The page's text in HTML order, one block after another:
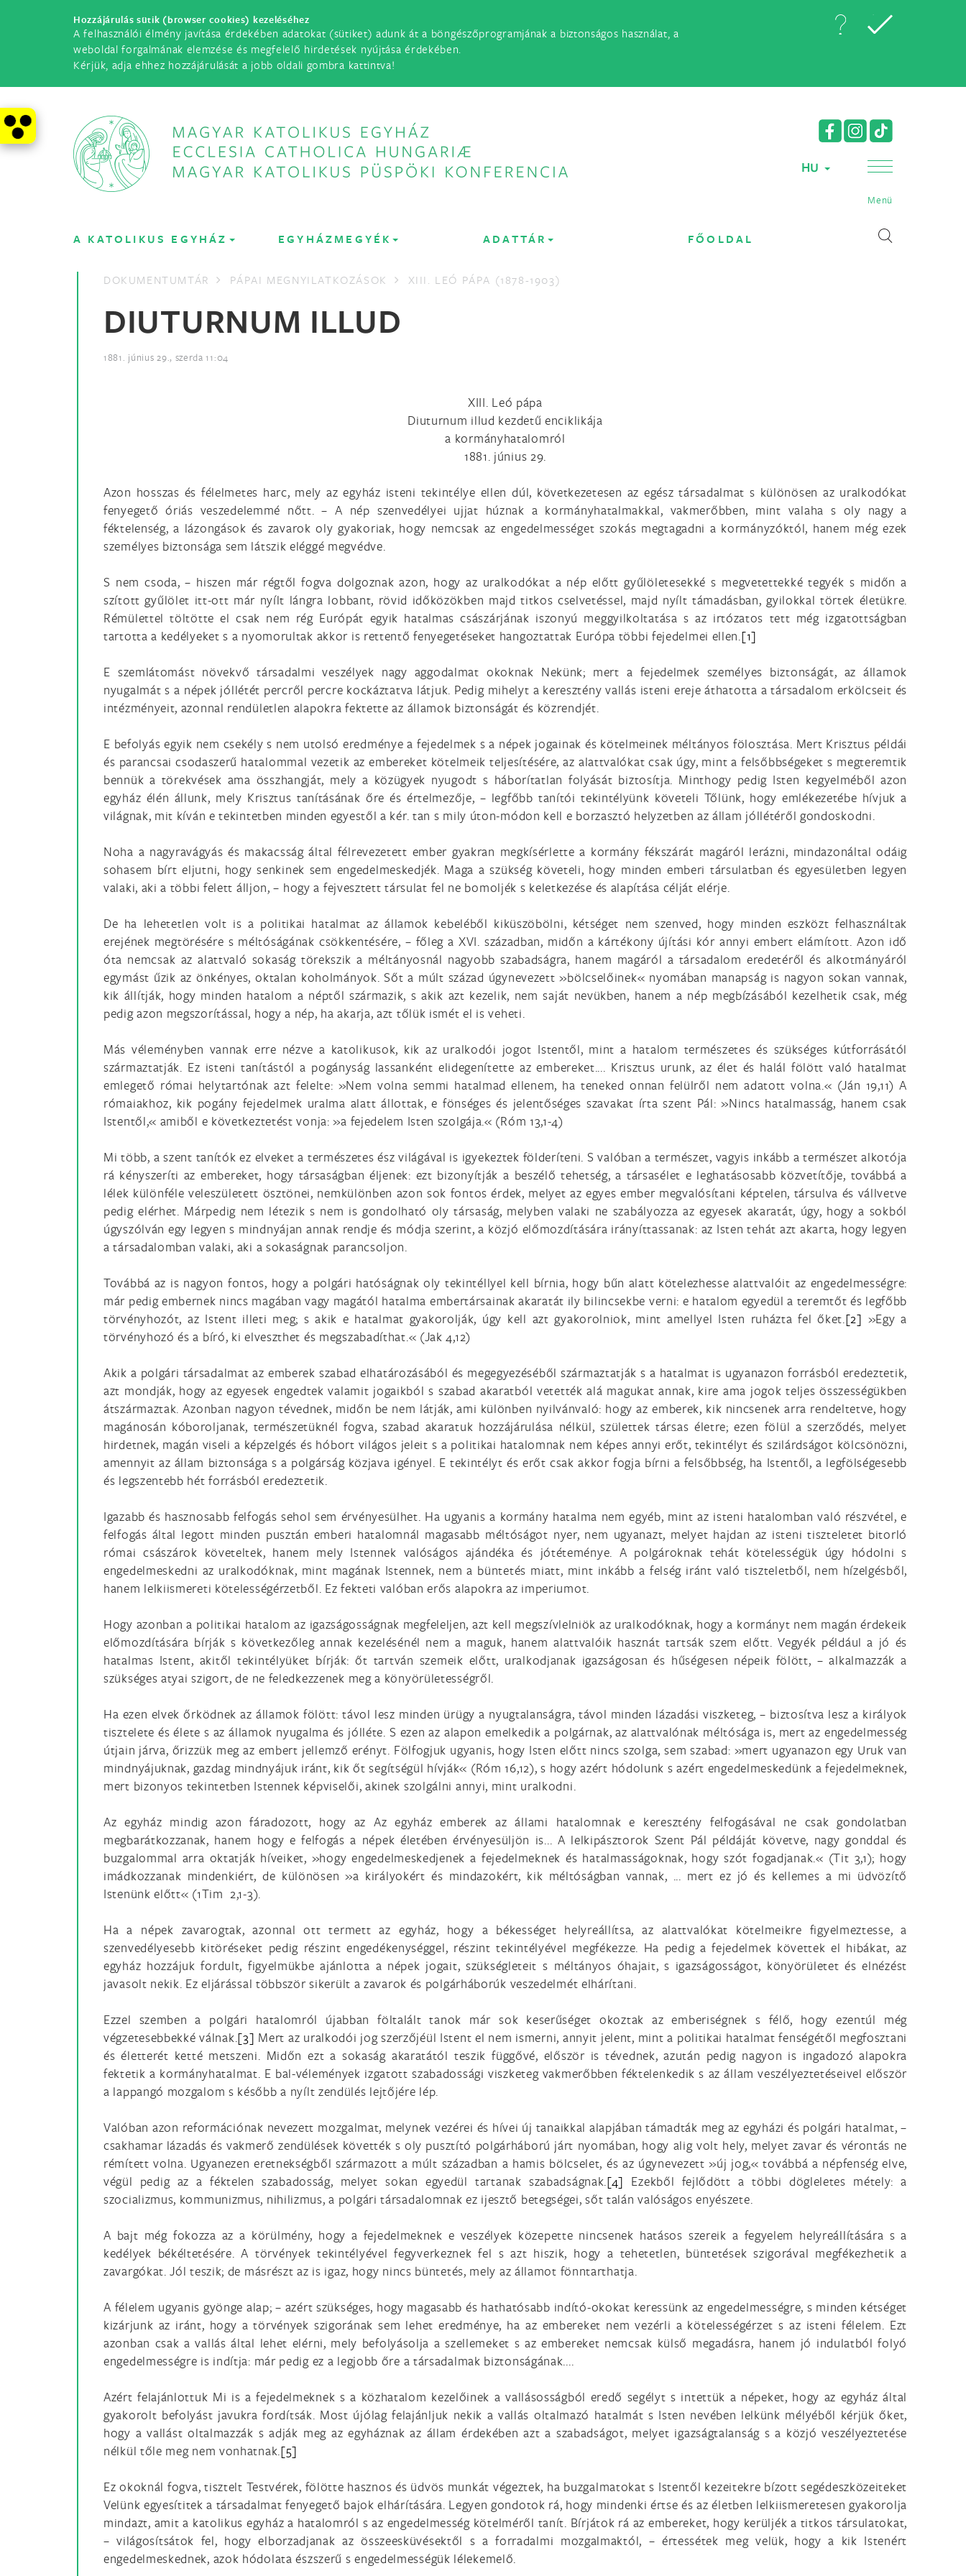
Hozzájárulás sütik (browser cookies) kezeléséhez
A felhasználói élmény javítása érdekében adatokat (sütiket) adunk át a böngészőprogramjának a biztonságos használat, a
weboldal forgalmának elemzése és megfelelő hirdetések nyújtása érdekében.
Kérjük, adja ehhez hozzájárulását a jobb oldali gombra kattintva!
HU
Menü
A KATOLIKUS EGYHÁZ EGYHÁZMEGYÉK ADATTÁR FŐOLDAL
DOKUMENTUMTÁR PÁPAI MEGNYILATKOZÁSOK XIII. LEÓ PÁPA (1878-1903)
DIUTURNUM ILLUD
1881. június 29., szerda 11:04
XIII. Leó pápa
Diuturnum illud kezdetű enciklikája
a kormányhatalomról
1881. június 29.
Azon hosszas és félelmetes harc, mely az egyház isteni tekintélye ellen dúl, következetesen az egész társadalmat s különösen az uralkodókat
fenyegető óriás veszedelemmé nőtt. – A nép szenvedélyei ujjat húznak a kormányhatalmakkal, vakmerőbben, mint valaha s oly nagy a
féktelenség, a lázongások és zavarok oly gyakoriak, hogy nemcsak az engedelmességet szokás megtagadni a kormányzóktól, hanem még ezek
személyes biztonsága sem látszik eléggé megvédve.
S nem csoda, – hiszen már régtől fogva dolgoznak azon, hogy az uralkodókat a nép előtt gyűlöletesekké s megvetettekké tegyék s midőn a
szított gyűlölet itt-ott már nyílt lángra lobbant, rövid időközökben majd titkos cselvetéssel, majd nyílt támadásban, gyilokkal törtek életükre.
Rémülettel töltötte el csak nem rég Európát egyik hatalmas császárjának iszonyú meggyilkoltatása s az irtózatos tett még izgatottságban
tartotta a kedélyeket s a nyomorultak akkor is rettentő fenyegetéseket hangoztattak Európa többi fejedelmei ellen.[1]
E szemlátomást növekvő társadalmi veszélyek nagy aggodalmat okoknak Nekünk; mert a fejedelmek személyes biztonságát, az államok
nyugalmát s a népek jóllétét percről percre kockáztatva látjuk. Pedig mihelyt a keresztény vallás isteni ereje áthatotta a társadalom erkölcseit és
intézményeit, azonnal rendületlen alapokra fektette az államok biztonságát és közrendjét.
E befolyás egyik nem csekély s nem utolsó eredménye a fejedelmek s a népek jogainak és kötelmeinek méltányos fölosztása. Mert Krisztus példái
és parancsai csodaszerű hatalommal vezetik az embereket kötelmeik teljesítésére, az alattvalókat csak úgy, mint a felsőbbségeket s megteremtik
bennük a törekvések ama összhangját, mely a közügyek nyugodt s háborítatlan folyását biztosítja. Minthogy pedig Isten kegyelméből azon
egyház élén állunk, mely Krisztus tanításának őre és értelmezője, – legfőbb tanítói tekintélyünk követeli Tőlünk, hogy emlékezetébe hívjuk a
világnak, mit kíván e tekintetben minden egyestől a kér. tan s mily úton-módon kell e borzasztó helyzetben az állam jóllétéről gondoskodni.
Noha a nagyravágyás és makacsság által félrevezetett ember gyakran megkísérlette a kormány fékszárát magáról lerázni, mindazonáltal odáig
sohasem bírt eljutni, hogy senkinek sem engedelmeskedjék. Maga a szükség követeli, hogy minden emberi társulatban és egyesületben legyen
valaki, aki a többi felett álljon, – hogy a fejvesztett társulat fel ne bomoljék s keletkezése és alapítása célját elérje.
De ha lehetetlen volt is a politikai hatalmat az államok kebeléből kiküszöbölni, kétséget nem szenved, hogy minden eszközt felhasználtak
erejének megtörésére s méltóságának csökkentésére, – főleg a XVI. században, midőn a kártékony újítási kór annyi embert elámított. Azon idő
óta nemcsak az alattvaló sokaság törekszik a méltányosnál nagyobb szabadságra, hanem magáról a társadalom eredetéről és alkotmányáról
egymást űzik az önkényes, oktalan koholmányok. Sőt a múlt század úgynevezett »bölcselőinek« nyomában manapság is nagyon sokan vannak,
kik állítják, hogy minden hatalom a néptől származik, s akik azt kezelik, nem saját nevükben, hanem a nép megbízásából kezelhetik csak, még
pedig azon megszorítással, hogy a nép, ha akarja, azt tőlük ismét el is veheti.
Más véleményben vannak erre nézve a katolikusok, kik az uralkodói jogot Istentől, mint a hatalom természetes és szükséges kútforrásától
származtatják. Ez isteni tanítástól a pogányság lassanként elidegenítette az embereket.... Krisztus urunk, az élet és halál fölött való hatalmat
emlegető római helytartónak azt felelte: »Nem volna semmi hatalmad ellenem, ha teneked onnan felülről nem adatott volna.« (Ján 19,11) A
rómaiakhoz, kik pogány fejedelmek uralma alatt állottak, e fönséges és jelentőséges szavakat írta szent Pál: »Nincs hatalmasság, hanem csak
Istentől,« amiből e következtetést vonja: »a fejedelem Isten szolgája.« (Róm 13,1-4)
Mi több, a szent tanítók ez elveket a természetes ész világával is igyekeztek földeríteni. S valóban a természet, vagyis inkább a természet alkotója
rá kényszeríti az embereket, hogy társaságban éljenek: ezt bizonyítják a beszélő tehetség, a társasélet e leghatásosabb közvetítője, továbbá a
lélek különféle veleszületett ösztönei, nemkülönben azon sok fontos érdek, melyet az egyes ember megvalósítani képtelen, társulva és vállvetve
pedig elérhet. Márpedig nem létezik s nem is gondolható oly társaság, melyben valaki ne szabályozza az egyesek akaratát, úgy, hogy a sokból
úgyszólván egy legyen s mindnyájan annak rendje és módja szerint, a közjó előmozdítására irányíttassanak: az Isten tehát azt akarta, hogy legyen
a társadalomban valaki, aki a sokaságnak parancsoljon.
Továbbá az is nagyon fontos, hogy a polgári hatóságnak oly tekintéllyel kell bírnia, hogy bűn alatt kötelezhesse alattvalóit az engedelmességre:
már pedig embernek nincs magában vagy magától hatalma embertársainak akaratát ily bilincsekbe verni: e hatalom egyedül a teremtőt és legfőbb
törvényhozót, az Istent illeti meg; s akik e hatalmat gyakorolják, úgy kell azt gyakorolniok, mint amellyel Isten ruházta fel őket.[2] »Egy a
törvényhozó és a bíró, ki elveszthet és megszabadíthat.« (Jak 4,12)
Akik a polgári társadalmat az emberek szabad elhatározásából és megegyezéséből származtatják s a hatalmat is ugyanazon forrásból eredeztetik,
azt mondják, hogy az egyesek engedtek valamit jogaikból s szabad akaratból vetették alá magukat annak, kire ama jogok teljes összességükben
átszármaztak. Azonban nagyon tévednek, midőn be nem látják, ami különben nyilvánvaló: hogy az emberek, kik nincsenek arra rendeltetve, hogy
magánosán kóboroljanak, természetüknél fogva, szabad akaratuk hozzájárulása nélkül, születtek társas életre; ezen fölül a szerződés, melyet
hirdetnek, magán viseli a képzelgés és hóbort világos jeleit s a politikai hatalomnak nem képes annyi erőt, tekintélyt és szilárdságot kölcsönözni,
amennyit az állam biztonsága s a polgárság közjava igényel. E tekintélyt és erőt csak akkor fogja bírni a felsőbbség, ha Istentől, a legfölségesebb
és legszentebb hét forrásból eredeztetik.
Igazabb és hasznosabb felfogás sehol sem érvényesülhet. Ha ugyanis a kormány hatalma nem egyéb, mint az isteni hatalomban való részvétel, e
felfogás által legott minden pusztán emberi hatalomnál magasabb méltóságot nyer, nem ugyanazt, melyet hajdan az isteni tiszteletet bitorló
római császárok követeltek, hanem mely Istennek valóságos ajándéka és jótéteménye. A polgároknak tehát kötelességük úgy hódolni s
engedelmeskedni az uralkodóknak, mint magának Istennek, nem a büntetés miatt, mint inkább a felség iránt való tiszteletből, nem hízelgésből,
hanem lelkiismereti kötelességérzetből. Ez fekteti valóban erős alapokra az imperiumot.
Hogy azonban a politikai hatalom az igazságosságnak megfeleljen, azt kell megszívlelniök az uralkodóknak, hogy a kormányt nem magán érdekeik
előmozdítására bírják s következőleg annak kezelésénél nem a maguk, hanem alattvalóik hasznát tartsák szem előtt. Vegyék például a jó és
hatalmas Istent, akitől tekintélyüket bírják: őt tartván szemeik előtt, uralkodjanak igazságosan és hűségesen népeik fölött, – alkalmazzák a
szükséges atyai szigort, de ne feledkezzenek meg a könyörületességről.
Ha ezen elvek őrködnek az államok fölött: távol lesz minden ürügy a nyugtalanságra, távol minden lázadási viszketeg, – biztosítva lesz a királyok
tisztelete és élete s az államok nyugalma és jólléte. S ezen az alapon emelkedik a polgárnak, az alattvalónak méltósága is, mert az engedelmesség
útjain járva, őrizzük meg az embert jellemző erényt. Fölfogjuk ugyanis, hogy Isten előtt nincs szolga, sem szabad: »mert ugyanazon egy Uruk van
mindnyájuknak, gazdag mindnyájuk iránt, kik őt segítségül hívják« (Róm 16,12), s hogy azért hódolunk s azért engedelmeskedünk a fejedelmeknek,
mert bizonyos tekintetben Istennek képviselői, akinek szolgálni annyi, mint uralkodni.
Az egyház mindig azon fáradozott, hogy az Az egyház emberek az állami hatalomnak e keresztény felfogásával ne csak gondolatban
megbarátkozzanak, hanem hogy e felfogás a népek életében érvényesüljön is... A lelkipásztorok Szent Pál példáját követve, nagy gonddal és
buzgalommal arra oktatják híveiket, »hogy engedelmeskedjenek a fejedelmeknek és hatalmasságoknak, hogy szót fogadjanak.« (Tit 3,1); hogy
imádkozzanak mindenkiért, de különösen »a királyokért és mindazokért, kik méltóságban vannak, ... mert ez jó és kellemes a mi üdvözítő
Istenünk előtt« (1Tim 2,1-3).
Ha a népek zavarogtak, azonnal ott termett az egyház, hogy a békességet helyreállítsa, az alattvalókat kötelmeikre figyelmeztesse, a
szenvedélyesebb kitöréseket pedig részint engedékenységgel, részint tekintélyével megfékezze. Ha pedig a fejedelmek követtek el hibákat, az
egyház hozzájuk fordult, figyelmükbe ajánlotta a népek jogait, szükségleteit s méltányos óhajait, s igazságosságot, könyörületet és elnézést
javasolt nekik. Ez eljárással többször sikerült a zavarok és polgárháborúk veszedelmét elhárítani.
Ezzel szemben a polgári hatalomról újabban föltalált tanok már sok keserűséget okoztak az emberiségnek s félő, hogy ezentúl még
végzetesebbekké válnak.[3] Mert az uralkodói jog szerzőjéül Istent el nem ismerni, annyit jelent, mint a politikai hatalmat fenségétől megfosztani
és életterét ketté metszeni. Midőn ezt a sokaság akaratától teszik függővé, először is tévednek, azután pedig nagyon is ingadozó alapokra
fektetik a kormányhatalmat. E bal-vélemények izgatott szabadossági viszketeg vakmerőbben féktelenkedik s az állam veszélyeztetéseivel először
a lappangó mozgalom s később a nyílt zendülés lejtőjére lép.
Valóban azon reformációnak nevezett mozgalmat, melynek vezérei és hívei új tanaikkal alapjában támadták meg az egyházi és polgári hatalmat, –
csakhamar lázadás és vakmerő zendülések követték s oly pusztító polgárháború járt nyomában, hogy alig volt hely, melyet zavar és vérontás ne
rémített volna. Ugyanezen eretnekségből származott a múlt században a hamis bölcselet, és az úgynevezett »új jog,« továbbá a népfenség elve,
végül pedig az a féktelen szabadosság, melyet sokan egyedül tartanak szabadságnak.[4] Ezekből fejlődött a többi dögleletes métely: a
szocializmus, kommunizmus, nihilizmus, a polgári társadalomnak ez ijesztő betegségei, sőt talán valóságos enyészete.
A bajt még fokozza az a körülmény, hogy a fejedelmeknek e veszélyek közepette nincsenek hatásos szereik a fegyelem helyreállítására s a
kedélyek békéltetésére. A törvények tekintélyével fegyverkeznek fel s azt hiszik, hogy a tehetetlen, büntetések szigorával megfékezhetik a
zavargókat. Jól teszik; de másrészt az is igaz, hogy nincs büntetés, mely az államot fönntarthatja.
A félelem ugyanis gyönge alap; – azért szükséges, hogy magasabb és hathatósabb indító-okokat keressünk az engedelmességre, s minden kétséget
kizárjunk az iránt, hogy a törvények szigorának sem lehet eredménye, ha az embereket nem vezérli a kötelességérzet s az isteni félelem. Ezt
azonban csak a vallás által lehet elérni, mely befolyásolja a szellemeket s az embereket nemcsak külső megadásra, hanem jó indulatból folyó
engedelmességre is indítja: már pedig ez a legjobb őre a társadalmak biztonságának....
Azért felajánlottuk Mi is a fejedelmeknek s a közhatalom kezelőinek a vallásosságból eredő segélyt s intettük a népeket, hogy az egyház által
gyakorolt befolyást javukra fordítsák. Most újólag felajánljuk nekik a vallás oltalmazó hatalmát s Isten nevében lelkünk mélyéből kérjük őket,
hogy a vallást oltalmazzák s adják meg az egyháznak az állam érdekében azt a szabadságot, melyet igazságtalanság s a közjó veszélyeztetése
nélkül tőle meg nem vonhatnak.[5]
Ez okoknál fogva, tisztelt Testvérek, fölötte hasznos és üdvös munkát végeztek, ha buzgalmatokat s Istentől kezeitekre bízott segédeszközeiteket
Velünk egyesítitek a társadalmat fenyegető bajok elhárítására. Legyen gondotok rá, hogy mindenki értse és az életben lelkiismeretesen gyakorolja
mindazt, amit a katolikus egyház a hatalomról s az engedelmesség kötelméről tanít. Bírjátok rá az embereket, hogy kerüljék a titkos társulatokat,
– világosítsátok fel, hogy elborzadjanak az összeesküvésektől s a forradalmi mozgalmaktól, – értessétek meg velük, hogy a kik Istenért
engedelmeskednek, azok hódolata észszerű s engedelmességük lélekemelő.